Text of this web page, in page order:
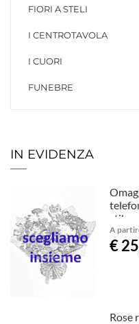
FIORI A STELI
I CENTROTAVOLA
I CUORI
FUNEBRE
IN EVIDENZA
stile.
A
€
Rose